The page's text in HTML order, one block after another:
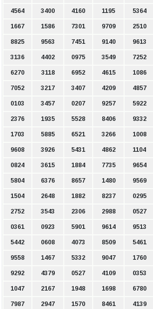
4564 3400 4160 1195 5364
1667 1586 7301 9709 2510
8825 9563 7451 9140 9613
3136 4402 0975 3549 7252
6270 3118 6952 4615 1086
7052 3217 3407 4209 4857
0103 3457 0207 9257 5922
2376 1935 5528 8406 9332
1703 5885 6521 3266 1008
9608 3926 5431 4862 1104
0824 3615 1884 7735 9654
5804 6376 8657 1480 9569
1504 2648 1882 8237 0295
2752 3543 2306 2988 0527
0361 0923 5901 9614 9513
5442 0608 4073 8509 5461
9558 1467 5332 9047 1760
9292 4379 0527 4109 0353
1047 2167 1948 1698 6780
7987 2947 1570 8461 4139